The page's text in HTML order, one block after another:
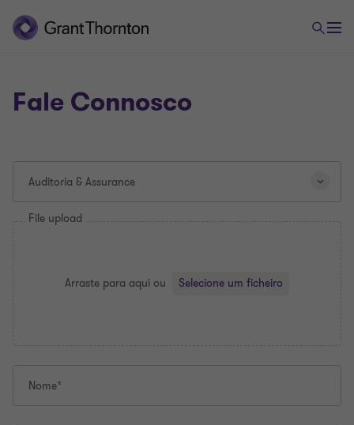
Fale Connosco
seleção
de
um
tipo
de
pergunta
diferente
recarregará
esta
página.
Auditoria & Assurance
File upload
Arraste para aqui ou Selecione um ficheiro
Nome*